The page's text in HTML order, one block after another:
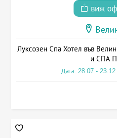
виж
Луксозен Спа Хотел във
и СПА
Дата: 28.07 -